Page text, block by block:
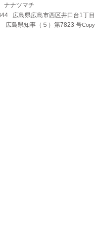
ナナツマチ
広島県広島市西区井口台1丁
広島県知事（５）第7823 号